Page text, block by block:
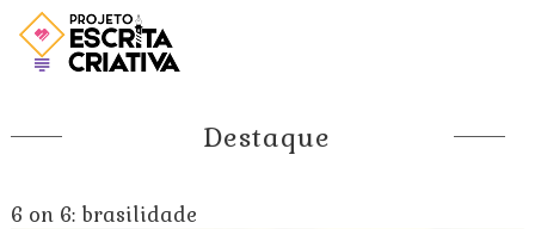
Destaque
6 on 6: brasilidade